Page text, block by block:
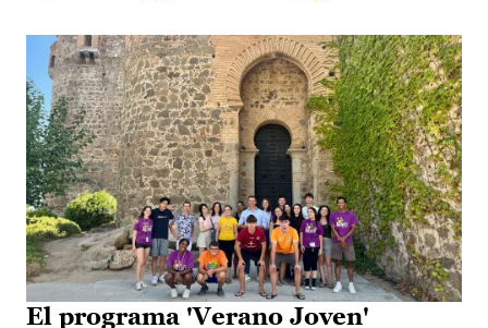
El programa 'Verano Joven'